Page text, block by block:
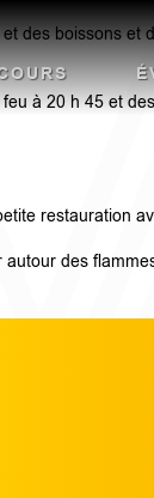
des boissons
à 20 h 45 et
restauration
des